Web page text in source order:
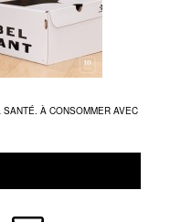
À CONSOMMER AVEC